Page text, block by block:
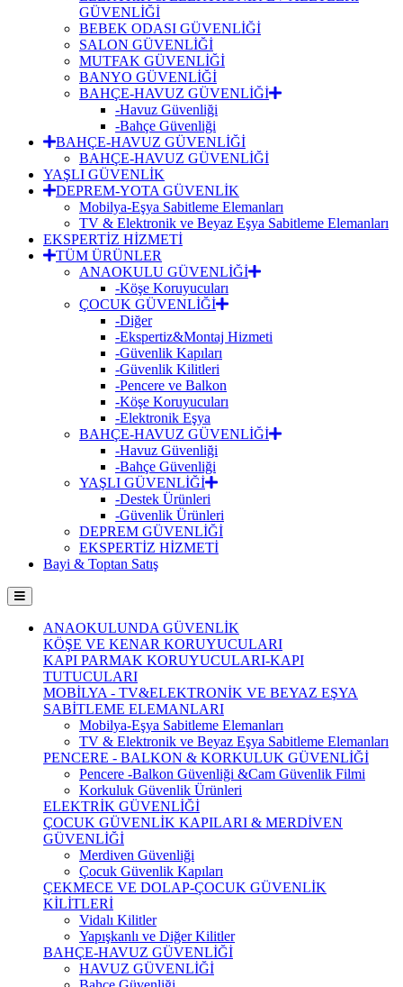
GÜVENLİĞİ
BEBEK ODASI GÜVENLİĞİ
SALON GÜVENLİĞİ
MUTFAK GÜVENLİĞİ
BANYO GÜVENLİĞİ
BAHÇE-HAVUZ GÜVENLİĞİ
-Havuz Güvenliği
-Bahçe Güvenliği
BAHÇE-HAVUZ GÜVENLİĞİ
BAHÇE-HAVUZ GÜVENLİĞİ
YAŞLI GÜVENLİK
DEPREM-YOTA GÜVENLİK
Mobilya-Eşya Sabitleme Elemanları
TV & Elektronik ve Beyaz Eşya Sabitleme Elemanları
EKSPERTİZ HİZMETİ
TÜM ÜRÜNLER
ANAOKULU GÜVENLİĞİ
-Köşe Koruyucuları
ÇOCUK GÜVENLİĞİ
-Diğer
-Ekspertiz&Montaj Hizmeti
-Güvenlik Kapıları
-Güvenlik Kilitleri
-Pencere ve Balkon
-Köşe Koruyucuları
-Elektronik Eşya
BAHÇE-HAVUZ GÜVENLİĞİ
-Havuz Güvenliği
-Bahçe Güvenliği
YAŞLI GÜVENLİĞİ
-Destek Ürünleri
-Güvenlik Ürünleri
DEPREM GÜVENLİĞİ
EKSPERTİZ HİZMETİ
Bayi & Toptan Satış
ANAOKULUNDA GÜVENLİK
KÖŞE VE KENAR KORUYUCULARI
KAPI PARMAK KORUYUCULARI-KAPI
TUTUCULARI
MOBİLYA - TV&ELEKTRONİK VE BEYAZ EŞYA
SABİTLEME ELEMANLARI
Mobilya-Eşya Sabitleme Elemanları
TV & Elektronik ve Beyaz Eşya Sabitleme Elemanları
PENCERE - BALKON & KORKULUK GÜVENLİĞİ
Pencere -Balkon Güvenliği &Cam Güvenlik Filmi
Korkuluk Güvenlik Ürünleri
ELEKTRİK GÜVENLİĞİ
ÇOCUK GÜVENLİK KAPILARI & MERDİVEN
GÜVENLİĞİ
Merdiven Güvenliği
Çocuk Güvenlik Kapıları
ÇEKMECE VE DOLAP-ÇOCUK GÜVENLİK
KİLİTLERİ
Vidalı Kilitler
Yapışkanlı ve Diğer Kilitler
BAHÇE-HAVUZ GÜVENLİĞİ
HAVUZ GÜVENLİĞİ